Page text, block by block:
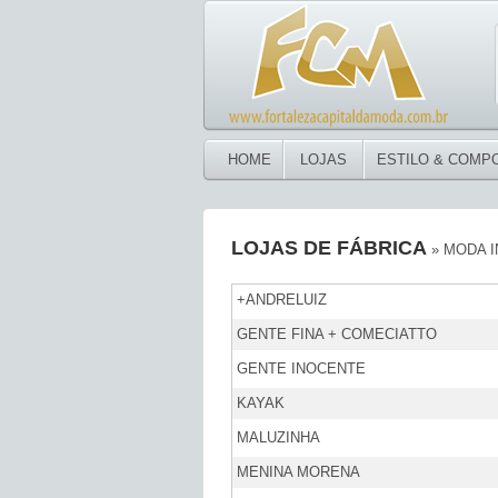
HOME LOJAS ESTILO &
LOJAS DE FÁBRICA » MODA
+ANDRELUIZ
GENTE FINA + COMECIATTO
GENTE INOCENTE
KAYAK
MALUZINHA
MENINA MORENA